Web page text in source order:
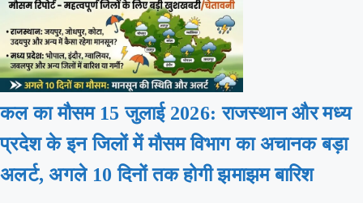
कल का मौसम 15 जुलाई 2026: राजस्थान और मध्य
प्रदेश के इन जिलों में मौसम विभाग का अचानक बड़ा
अलर्ट, अगले 10 दिनों तक होगी झमाझम बारिश